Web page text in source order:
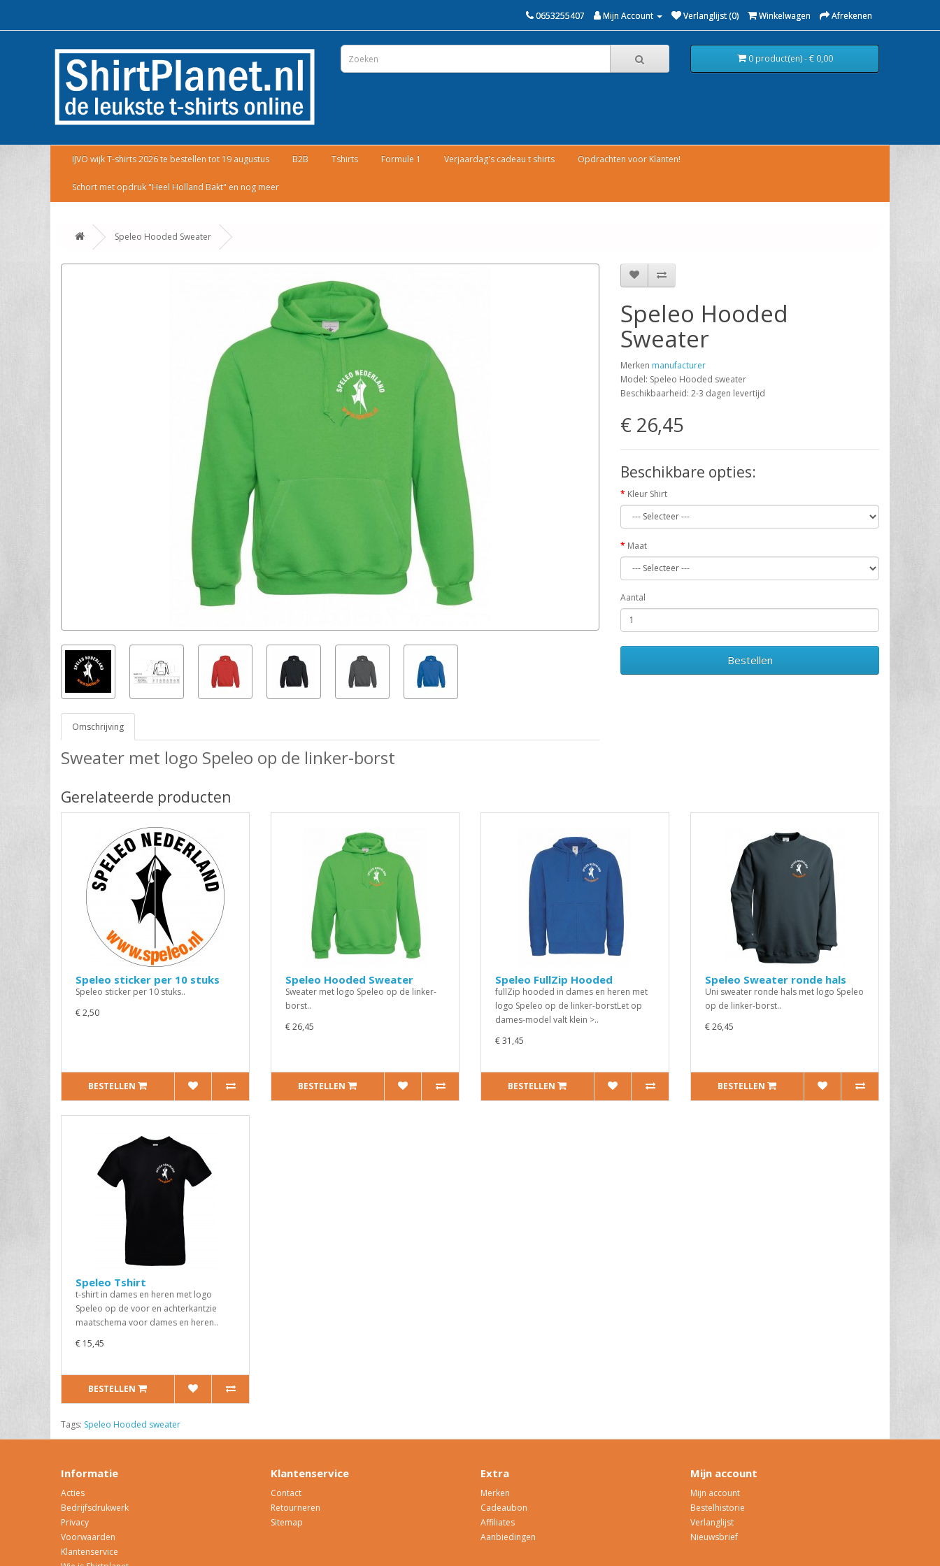
0653255407 Mijn Account Verlanglijst (0) Winkelwagen Afrekenen
0 product(en) - € 0,00
IJVO wijk T-shirts 2026 te bestellen tot 19 augustus B2B Tshirts Formule 1 Verjaardag's cadeau t shirts Opdrachten voor Klanten!
Schort met opdruk "Heel Holland Bakt" en nog meer
Speleo Hooded Sweater
Omschrijving
Sweater met logo Speleo op de linker-borst
Speleo Hooded
Sweater
Merken manufacturer
Model: Speleo Hooded sweater
Beschikbaarheid: 2-3 dagen levertijd
€ 26,45
Beschikbare opties:
Kleur Shirt
Maat
Aantal
Bestellen
Gerelateerde producten
Speleo sticker per 10 stuks
Speleo sticker per 10 stuks..
€ 2,50
BESTELLEN
Speleo Hooded Sweater
Sweater met logo Speleo op de linker-
borst..
€ 26,45
BESTELLEN
Speleo FullZip Hooded
fullZip hooded in dames en heren met
logo Speleo op de linker-borstLet op
dames-model valt klein >..
€ 31,45
BESTELLEN
Speleo Sweater ronde hals
Uni sweater ronde hals met logo Speleo
op de linker-borst..
€ 26,45
BESTELLEN
Speleo Tshirt
t-shirt in dames en heren met logo
Speleo op de voor en achterkantzie
maatschema voor dames en heren..
€ 15,45
BESTELLEN
Tags: Speleo Hooded sweater
Informatie
Acties
Bedrijfsdrukwerk
Privacy
Voorwaarden
Klantenservice
Klantenservice
Contact
Retourneren
Sitemap
Extra
Merken
Cadeaubon
Affiliates
Aanbiedingen
Mijn account
Mijn account
Bestelhistorie
Verlanglijst
Nieuwsbrief